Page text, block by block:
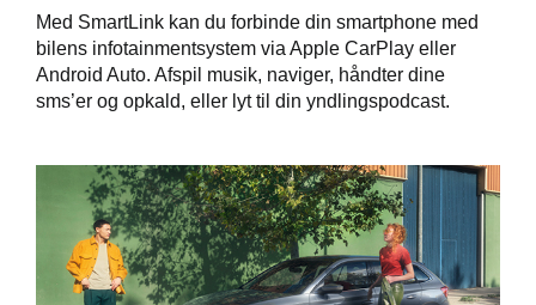
Med SmartLink kan du forbinde din smartphone med
bilens infotainmentsystem via Apple CarPlay eller
Android Auto. Afspil musik, naviger, håndter dine
sms’er og opkald, eller lyt til din yndlingspodcast.